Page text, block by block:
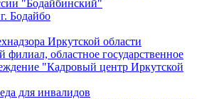
"Бодайбинский"
Бодайбо
Иркутской области
филиал, областное государственное
"Кадровый центр Иркутской
для инвалидов